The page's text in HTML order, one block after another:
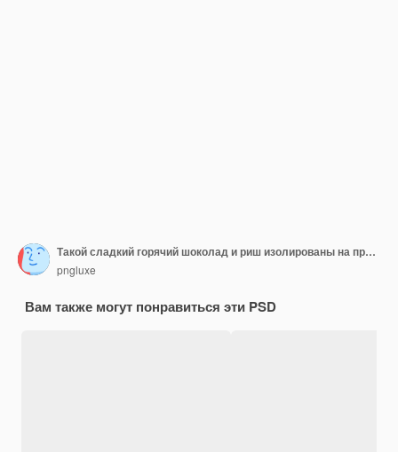
Такой сладкий горячий шоколад и риш изолированы на прозрачном фоне
pngluxe
Вам также могут понравиться эти PSD